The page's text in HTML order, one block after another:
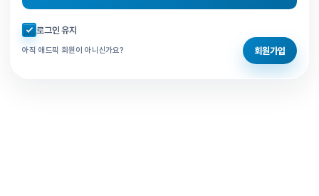
자동로그인 체크
로그인 유지
아직 애드픽 회원이 아니신가요? 회원가입